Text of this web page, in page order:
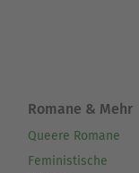
Romane & Mehr
Queere Romane
Feministische